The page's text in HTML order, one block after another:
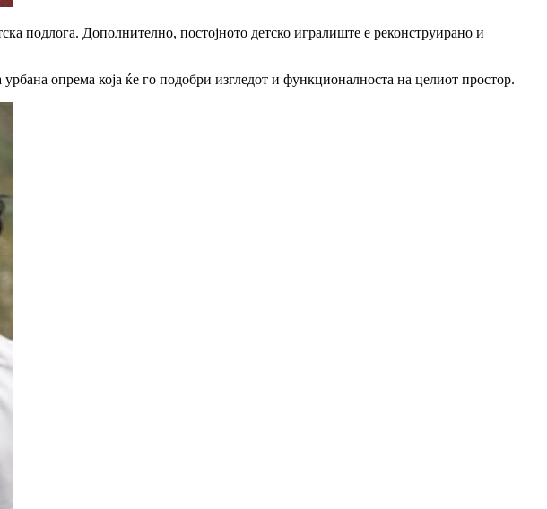
подлога. Дополнително, постојното детско игралиште е реконструирано и
опрема која ќе го подобри изгледот и функционалноста на целиот простор.